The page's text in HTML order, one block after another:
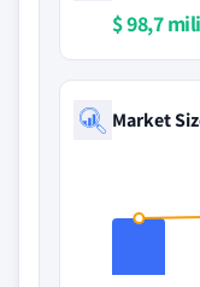
$ 98,7
Market